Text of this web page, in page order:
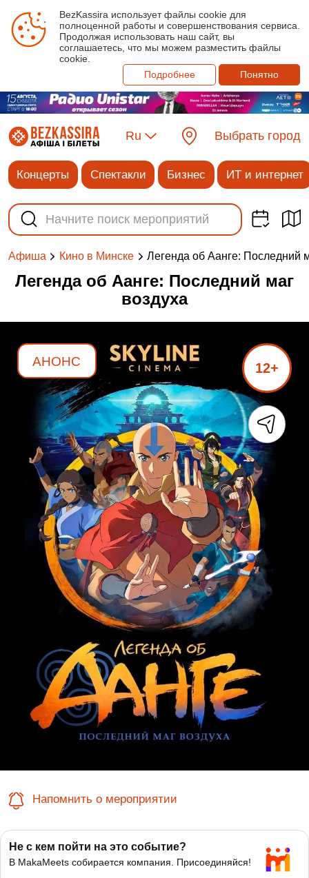
BezKassira использует файлы cookie для
полноценной работы и совершенствования сервиса.
Продолжая использовать наш сайт, вы
соглашаетесь, что мы можем разместить файлы
cookie.
Подробнее
Понятно
Ru Выбрать город
Концерты Спектакли Бизнес ИТ и интернет
Афиша Кино в Минске Легенда об Аанге: Последний
Легенда об Аанге: Последний маг
воздуха
АНОНС 12+
Напомнить о мероприятии